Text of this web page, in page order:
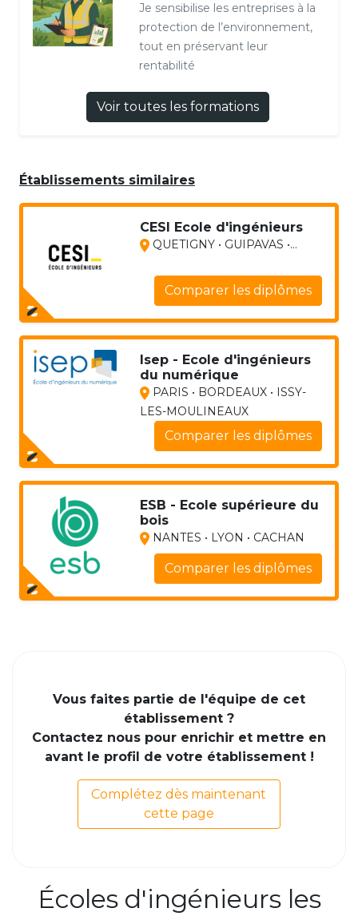
Je sensibilise les entreprises à la
protection de l’environnement,
tout en préservant leur
rentabilité
Voir toutes les formations
Établissements similaires
CESI Ecole d'ingénieurs
QUETIGNY • GUIPAVAS •...
Comparer les diplômes
Isep - Ecole d'ingénieurs
du numérique
PARIS • BORDEAUX • ISSY-
LES-MOULINEAUX
Comparer les diplômes
ESB - Ecole supérieure du
bois
NANTES • LYON • CACHAN
Comparer les diplômes
Vous faites partie de l'équipe de cet
établissement ?
Contactez nous pour enrichir et mettre en
avant le profil de votre établissement !
Complétez dès maintenant
cette page
Écoles d'ingénieurs les